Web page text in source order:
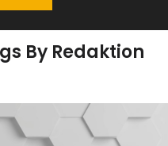
By Redaktion